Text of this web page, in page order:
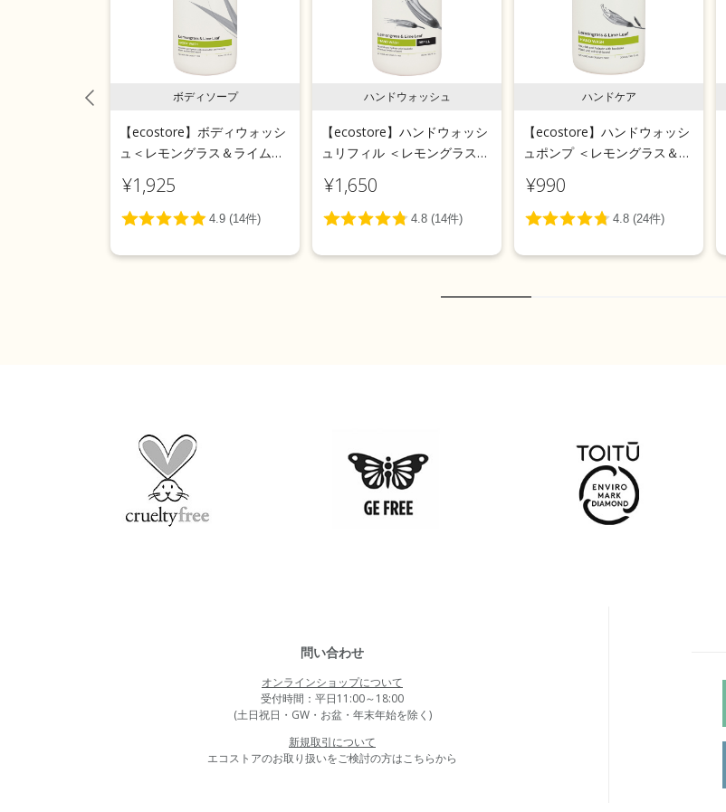
ボディソープ
【ecostore】ボディウォッシ
ュ＜レモングラス＆ライムリ
¥1,925
ハンドウォッシュ
【ecostore】ハンドウォッシ
ュリフィル ＜レモングラス＆
¥1,650
ハンドケア
【ecostore】ハンドウォッシ
ュポンプ ＜レモングラス＆ラ
¥990
問い合わせ
オンラインショップについて
受付時間：平日11:00～18:00
(土日祝日・GW・お盆・年末年始を除く)
新規取引について
エコストアのお取り扱いをご検討の方はこちらから